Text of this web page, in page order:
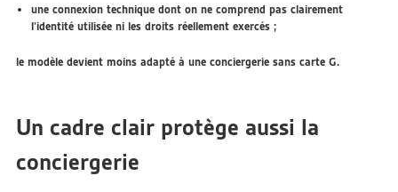
une connexion technique dont on ne comprend pas clairement
l’identité utilisée ni les droits réellement exercés ;
le modèle devient moins adapté à une conciergerie sans carte G.
Un cadre clair protège aussi la
conciergerie